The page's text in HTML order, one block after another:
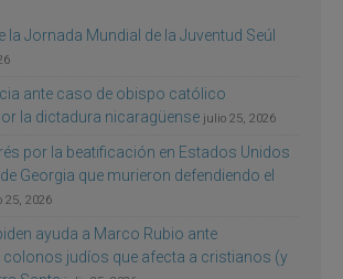
la Jornada Mundial de la Juventud Seúl
ante caso de obispo católico
la dictadura nicaragüense julio 25, 2026
por la beatificación en Estados Unidos
Georgia que murieron defendiendo el
25, 2026
ayuda a Marco Rubio ante
colonos judíos que afecta a cristianos (y